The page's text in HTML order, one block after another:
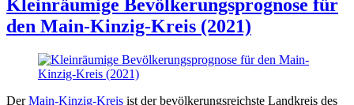
Kleinräumige Bevölkerungsprognose für
den Main-Kinzig-Kreis (2021)
DerMain-Kinzig-Kreis ist der bevölkerungsreichste Landkreis des